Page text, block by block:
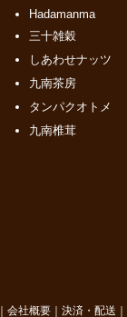
Hadamanma
三十雑穀
しあわせナッツ
九南茶房
タンパクオトメ
九南椎茸
｜ 会社概要 ｜ 決済・配送 ｜